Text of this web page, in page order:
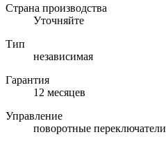
Страна производства
Уточняйте
Тип
независимая
Гарантия
12 месяцев
Управление
поворотные переключатели